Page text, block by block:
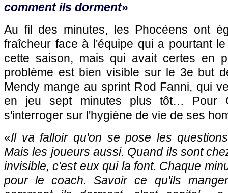
comment ils dorment»
Au fil des minutes, les Phocéens ont
fraîcheur face à l'équipe qui a pourtant
cette saison, mais qui avait certes en
problème est bien visible sur le 3e but
Mendy mange au sprint Rod Fanni, qui
en jeu sept minutes plus tôt… Pour
s'interroger sur l'hygiène de vie de ses
«Il va falloir qu'on se pose les
Mais les joueurs aussi. Quand ils sont
invisible, c'est eux qui la font. Chaque
pour le coach. Savoir ce qu'ils